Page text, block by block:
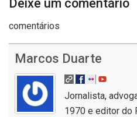
Deixe um comentário
comentários
Marcos Duarte
Jornalista,
1970 e editor do